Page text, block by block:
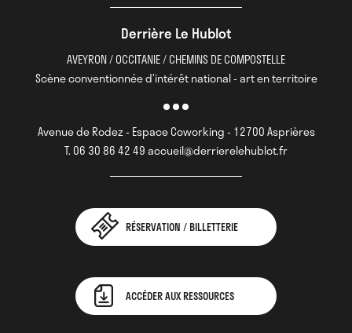
Derrière Le Hublot
AVEYRON / OCCITANIE / CHEMINS DE COMPOSTELLE
Scène conventionnée d’intérêt national - art en territoire
Avenue de Rodez - Espace Coworking - 12700 Asprières
T. 06 30 86 42 49 accueil@derrierelehublot.fr
RÉSERVATION / BILLETTERIE
ACCÉDER AUX RESSOURCES